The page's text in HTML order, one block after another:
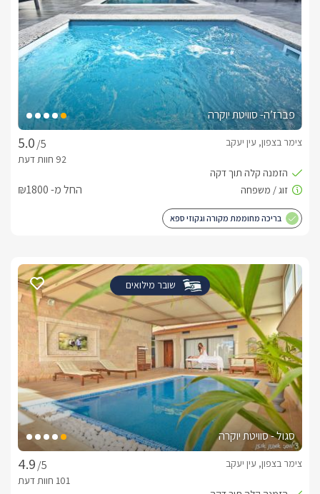
פברז’ה- סוויטת יוקרה
/5
צימר בצפון, עין יעקב
החל מ- ₪1800
בריכה מחוממת מקורה וגקוזי ספא
שובר מילואים
סגול - סוויטת יוקרה
/5
צימר בצפון, עין יעקב